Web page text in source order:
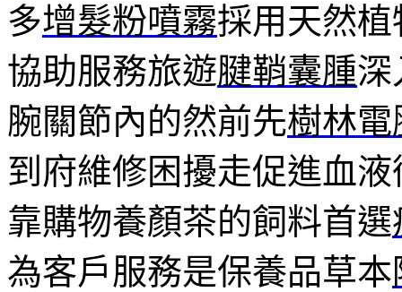
多增髮粉噴霧採用天然
協助服務旅遊腱鞘囊腫深
腕關節內的然前先樹林
到府維修困擾走促進血液
靠購物養顏茶的飼料首選
為客戶服務是保養品草本